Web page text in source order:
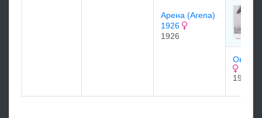
Арена (Arena)
1926
1926
Овал
1921